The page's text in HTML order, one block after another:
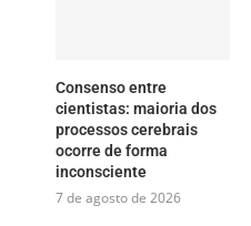
Consenso entre
cientistas: maioria dos
processos cerebrais
ocorre de forma
inconsciente
7 de agosto de 2026